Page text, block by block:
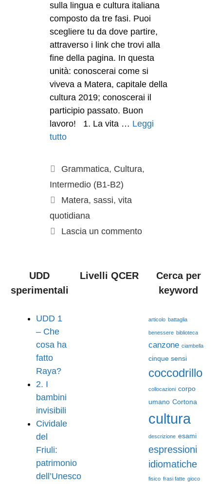
sulla lingua e cultura italiana
composto da tre fasi. Puoi
scegliere tu da dove partire,
attraverso i link che trovi alla
fine della pagina. In questa
unità: conoscerai come si
viveva a Matera, capitale della
cultura 2019; conoscerai il
participio passato. Buon
lavoro! 1. La vita … Leggi
tutto
Grammatica, Cultura,
Intermedio (B1-B2)
Matera,sassi,vita
quotidiana
Lascia un commento
UDD
sperimentali
UDD 1
– Che
cosa ha
fatto
Raya?
2. I
bambini
invisibili
Cividale
del
Friuli:
patrimonio
dell’Unesco
Livelli QCER
Cerca per
keyword
articolo battaglia
benessere biblioteca
canzone ciambella
cinque sensi
coccodrillo
collocazioni corpo
umano Cortona
cultura
descrizione esami
espressioni
idiomatiche
fisico frasi fatte gioco